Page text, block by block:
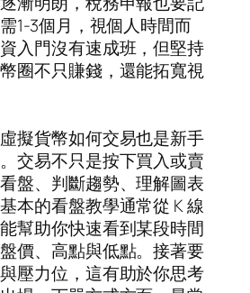
1-3個月，視個人時間而
入門沒有速成班，但堅持
圈不只賺錢，還能拓寬視
擬貨幣如何交易也是新手
交易不只是按下買入或賣
盤、判斷趨勢、理解圖表
本的看盤教學通常從 K 線
幫助你快速看到某段時間
價、高點與低點。接著要
壓力位，這有助於你思考